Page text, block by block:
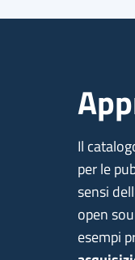
Il
per le
sensi
open
esempi